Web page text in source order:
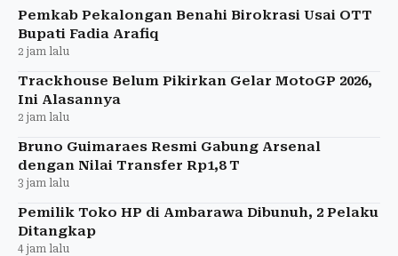
Pemkab Pekalongan Benahi Birokrasi Usai OTT
Bupati Fadia Arafiq
2 jam lalu
Trackhouse Belum Pikirkan Gelar MotoGP 2026,
Ini Alasannya
2 jam lalu
Bruno Guimaraes Resmi Gabung Arsenal
dengan Nilai Transfer Rp1,8 T
3 jam lalu
Pemilik Toko HP di Ambarawa Dibunuh, 2 Pelaku
Ditangkap
4 jam lalu